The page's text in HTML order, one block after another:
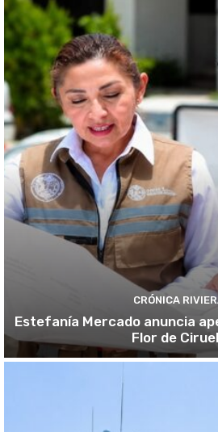
CRÓNICA
Estefanía Mercado anuncia
Flor de